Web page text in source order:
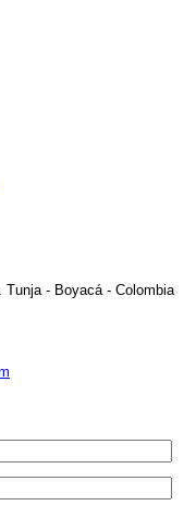
Tunja - Boyacá - Colombia